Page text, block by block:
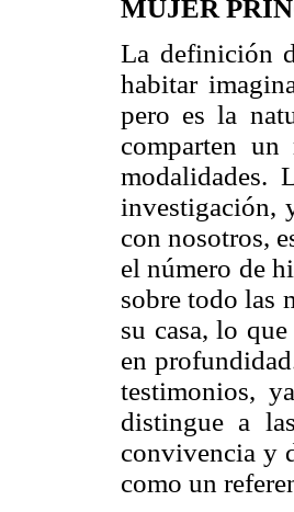
MUJER
La definición
habitar
pero es la
comparten
modalidades.
investigación,
con nosotros,
el número de
sobre todo las
su casa, lo
en
testimonios,
distingue a
convivencia y
como un